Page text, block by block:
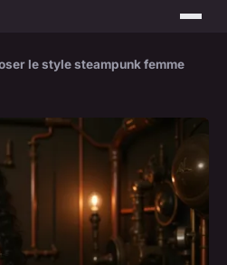
le style steampunk femme